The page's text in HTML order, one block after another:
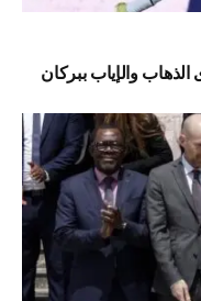
والإياب ببركان